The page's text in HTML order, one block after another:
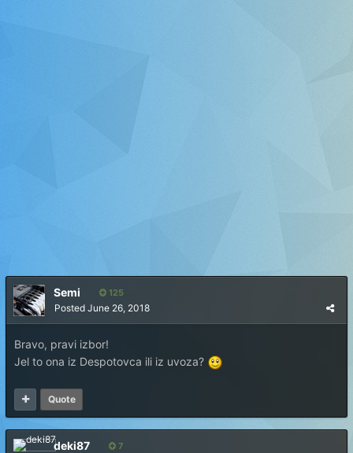
Semi 125
Posted June 26, 2018
Bravo, pravi izbor!
Jel to ona iz Despotovca ili iz uvoza?
Quote
deki87 7